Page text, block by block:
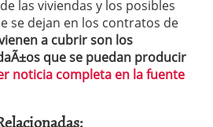
las viviendas y los posibles
se dejan en los contratos de
a cubrir son los
que se puedan producir
noticia completa en la fuente